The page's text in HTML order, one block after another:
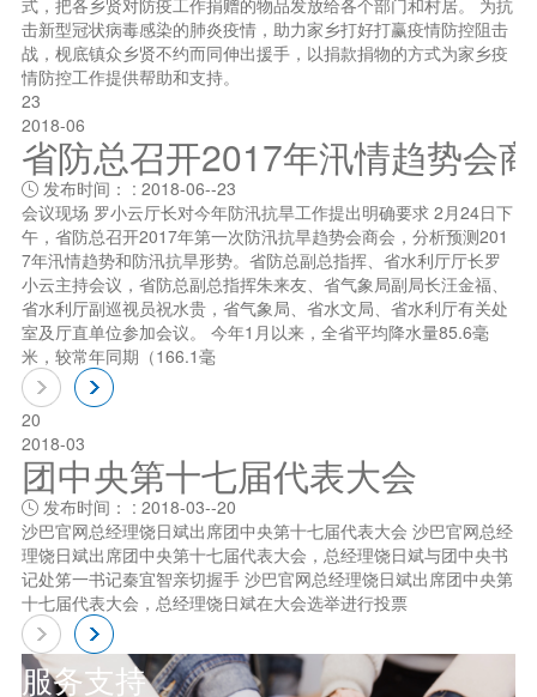
式，把各乡贤对防疫工作捐赠的物品发放给各个部门和村居。 为抗
击新型冠状病毒感染的肺炎疫情，助力家乡打好打赢疫情防控阻击
战，枧底镇众乡贤不约而同伸出援手，以捐款捐物的方式为家乡疫
情防控工作提供帮助和支持。
23
2018-06
省防总召开2017年汛情趋势会
发布时间： : 2018-06--23
会议现场 罗小云厅长对今年防汛抗旱工作提出明确要求 2月24日下
午，省防总召开2017年第一次防汛抗旱趋势会商会，分析预测201
7年汛情趋势和防汛抗旱形势。省防总副总指挥、省水利厅厅长罗
小云主持会议，省防总副总指挥朱来友、省气象局副局长汪金福、
省水利厅副巡视员祝水贵，省气象局、省水文局、省水利厅有关处
室及厅直单位参加会议。 今年1月以来，全省平均降水量85.6毫
米，较常年同期（166.1毫
20
2018-03
团中央第十七届代表大会
发布时间： : 2018-03--20
沙巴官网总经理饶日斌出席团中央第十七届代表大会 沙巴官网总经
理饶日斌出席团中央第十七届代表大会，总经理饶日斌与团中央书
记处笫一书记秦宜智亲切握手 沙巴官网总经理饶日斌出席团中央第
十七届代表大会，总经理饶日斌在大会选举进行投票
服务支持